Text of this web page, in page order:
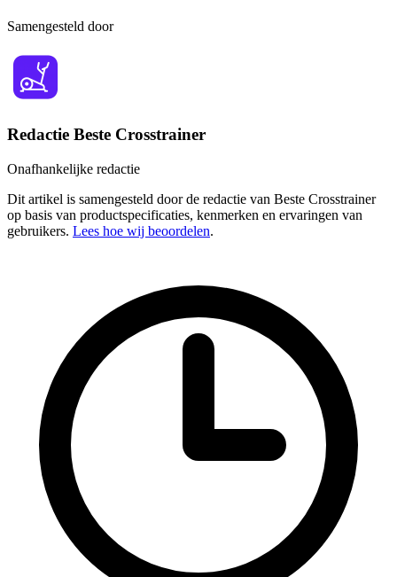
Samengesteld door
Redactie Beste Crosstrainer
Onafhankelijke redactie
Dit artikel is samengesteld door de redactie van Beste Crosstrainer
op basis van productspecificaties, kenmerken en ervaringen van
gebruikers. Lees hoe wij beoordelen.